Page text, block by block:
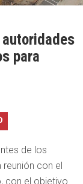
para
de los
reunión con el
con el objetivo